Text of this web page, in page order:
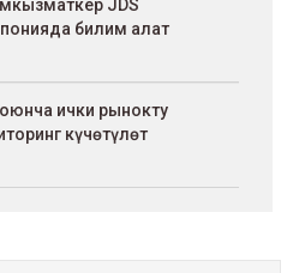
JDS
билим алат
ички рынокту
күчөтүлөт